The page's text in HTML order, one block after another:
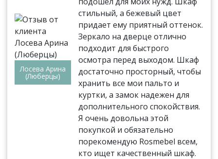
Лосева Арина
(Люберцы)
стильный, а бежевый цвет
придает ему приятный оттенок.
Зеркало на дверце отлично
подходит для быстрого
осмотра перед выходом. Шкаф
достаточно просторный, чтобы
хранить все мои пальто и
куртки, а замок надежен для
дополнительного спокойствия.
Я очень довольна этой
покупкой и обязательно
порекомендую Rosmebel всем,
кто ищет качественный шкаф.